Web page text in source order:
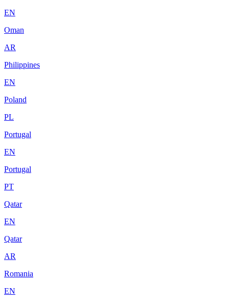
EN
Oman
AR
Philippines
EN
Poland
PL
Portugal
EN
Portugal
PT
Qatar
EN
Qatar
AR
Romania
EN